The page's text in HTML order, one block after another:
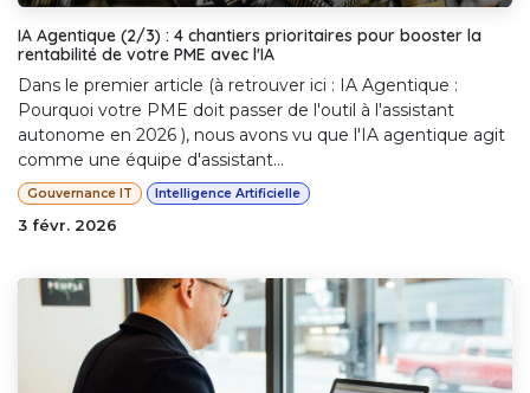
IA Agentique (2/3) : 4 chantiers prioritaires pour booster la
rentabilité de votre PME avec l'IA
Dans le premier article (à retrouver ici : IA Agentique :
Pourquoi votre PME doit passer de l'outil à l'assistant
autonome en 2026 ), nous avons vu que l'IA agentique agit
comme une équipe d'assistant...
Gouvernance IT Intelligence Artificielle
3 févr. 2026